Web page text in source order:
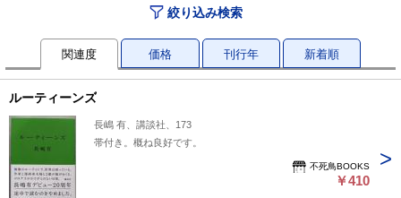
絞り込み検索
関連度 価格 刊行年 新着順
ルーティーンズ
長嶋 有、講談社、173
帯付き。概ね良好です。
不死鳥BOOKS
￥410